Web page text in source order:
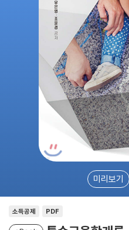
미리보기
소득공제 PDF